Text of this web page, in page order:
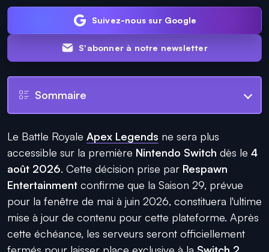
Suivez-nous sur Google
S'abonner à notre newsletter
Sommaire
Le Battle Royale Apex Legends ne sera plus
accessible sur la première Nintendo Switch dès le 4
août 2026. Cette décision prise par Respawn
Entertainment confirme que la Saison 29, prévue
pour la fenêtre de mai à juin 2026, constituera l'ultime
mise à jour de contenu pour cette plateforme. Après
cette échéance, les serveurs seront officiellement